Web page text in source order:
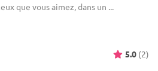
que vous aimez, dans un ...
5.0 (2)